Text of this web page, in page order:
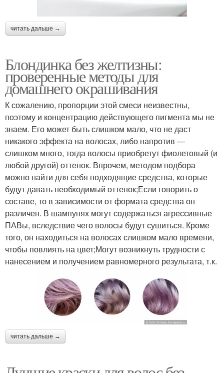
читать дальше →
Блондинка без желтизны:
проверенные методы для
домашнего окрашивания
К сожалению, пропорции этой смеси неизвестны,
поэтому и концентрацию действующего пигмента мы не
знаем. Его может быть слишком мало, что не даст
никакого эффекта на волосах, либо напротив —
слишком много, тогда волосы приобретут фиолетовый (и
любой другой) оттенок. Впрочем, методом подбора
можно найти для себя подходящие средства, которые
будут давать необходимый оттенок;Если говорить о
составе, то в зависимости от формата средства он
различен. В шампунях могут содержаться агрессивные
ПАВы, вследствие чего волосы будут сушиться. Кроме
того, он находиться на волосах слишком мало времени,
чтобы повлиять на цвет;Могут возникнуть трудности с
нанесением и получением равномерного результата, т.к.
читать дальше →